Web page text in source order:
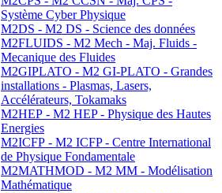
Système Cyber Physique
M2DS - M2 DS - Science des données
M2FLUIDS - M2 Mech - Maj. Fluids -
Mecanique des Fluides
M2GIPLATO - M2 GI-PLATO - Grandes
installations - Plasmas, Lasers,
Accélérateurs, Tokamaks
M2HEP - M2 HEP - Physique des Hautes
Energies
M2ICFP - M2 ICFP - Centre International
de Physique Fondamentale
M2MATHMOD - M2 MM - Modélisation
Mathématique